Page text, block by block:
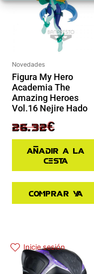
Novedades
Figura My Hero
Academia The
Amazing Heroes
Vol.16 Nejire Hado
32.90€
26.32€
Añadir a la
cesta
Comprar ya
Inicie sesión